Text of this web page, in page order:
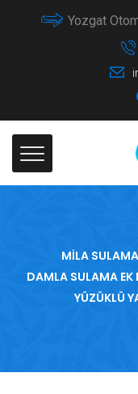
Yozgat
MILA SULAMA
DAMLA SULAMA EK
YÜZÜKLÜ